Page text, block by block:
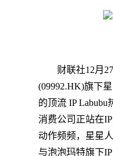
财联社12月
(09992.HK)旗下
的顶流 IP
消费公司正站在
动作频频，星星
与泡泡玛特旗下